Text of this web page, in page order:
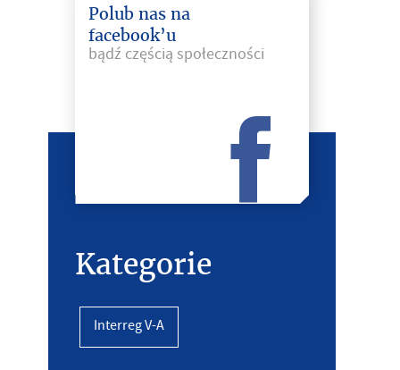
Polub nas na
facebook’u
bądź częścią społeczności
Kategorie
Interreg V-A